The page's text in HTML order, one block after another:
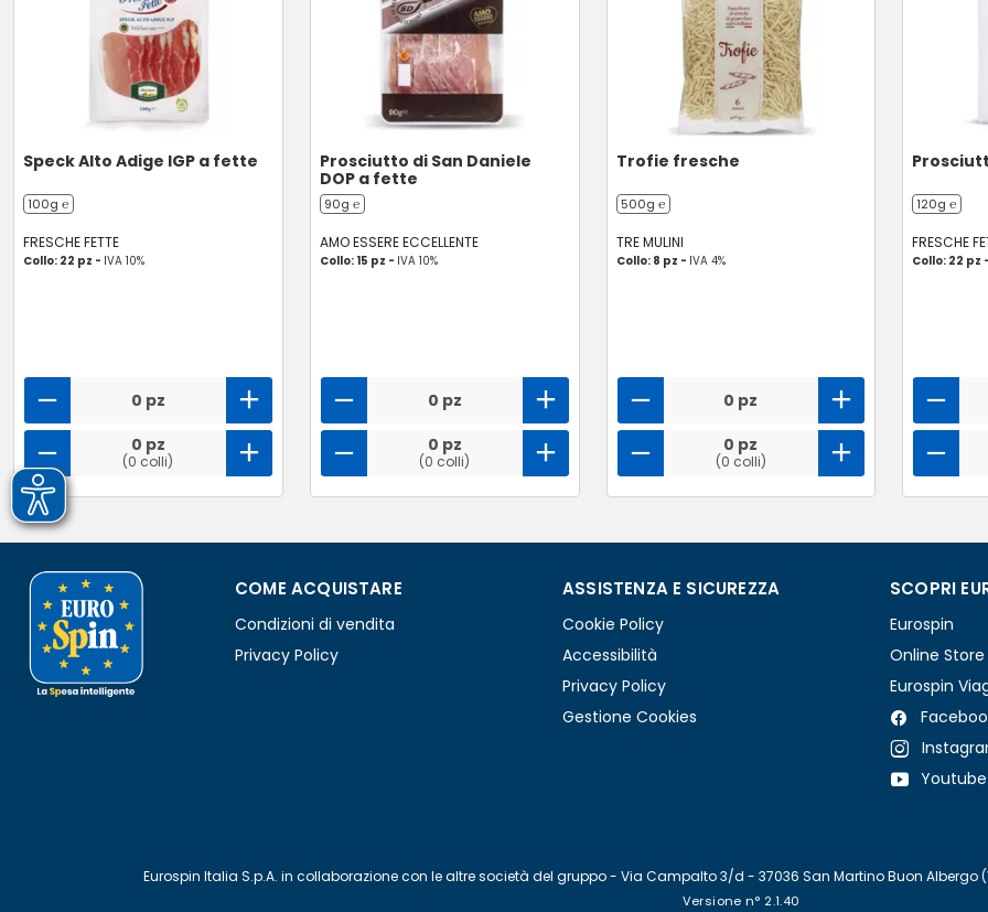
Speck Alto Adige IGP a fette
100g ℮
FRESCHE FETTE
Collo: 22 pz - IVA 10%
0 pz
0 pz
(0 colli)
Prosciutto di San Daniele
DOP a fette
90g ℮
AMO ESSERE ECCELLENTE
Collo: 15 pz - IVA 10%
0 pz
0 pz
(0 colli)
Trofie fresche
500g ℮
TRE MULINI
Collo: 8 pz - IVA 4%
0 pz
0 pz
(0 colli)
120g ℮
FRESCHE
Collo: 22 pz
COME ACQUISTARE
Condizioni di vendita
Privacy Policy
ASSISTENZA E SICUREZZA
Cookie Policy
Accessibilità
Privacy Policy
Gestione Cookies
SCOPRI
Eurospin
Online Store
Eurospin
Youtube
Eurospin Italia S.p.A. in collaborazione con le altre società del gruppo - Via Campalto 3/d - 37036 San Martino Buon Albergo
Versione n° 2.1.40